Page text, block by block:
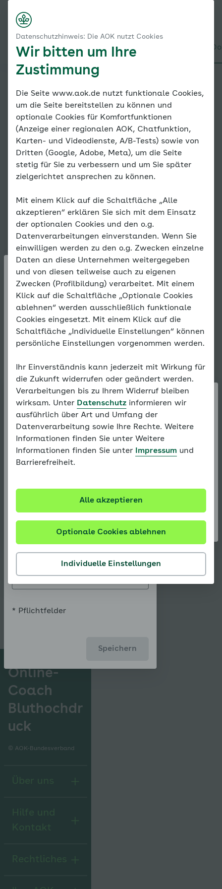
Alles über den Coach Mein Coach Meine
Online-Coach Bluthochdruck
Meine Dokumentationen
Mein Gewicht
Online-
Coach
Bluthoc
hdruck
Mein
Gewicht
Hinweis
Ihre hier gespeicherten Eintragungen gehen ohne
vorherigen Login verloren. Melden Sie sich mit Ihren
Login-Daten an, um Ihre Dokumentation auch
Jetzt registrieren
Es liegen
noch keine
Eintragungen
Hinzufügen
Datum *
Uhrzeit *
Hinweise zur Messung (ggf.
Status/Befinden zum
Körpergröße in m *
* Pflichtfelder
Dokumentationen
Online-
Coach
Bluthochdr
uck
© AOK-Bundesverband
Über uns
Hilfe und
Kontakt
Rechtliches
Datenschutzhinweis: Die AOK nutzt Cookies
Wir bitten um Ihre
Zustimmung
Die Seite www.aok.de nutzt funktionale Cookies,
um die Seite bereitstellen zu können und
optionale Cookies für Komfortfunktionen
(Anzeige einer regionalen AOK, Chatfunktion,
Karten- und Videodienste, A/B-Tests) sowie von
Dritten (Google, Adobe, Meta), um die Seite
stetig für Sie zu verbessern und um Sie später
zielgerichtet ansprechen zu können.
Mit einem Klick auf die Schaltfläche „Alle
akzeptieren“ erklären Sie sich mit dem Einsatz
der optionalen Cookies und den o.g.
Datenverarbeitungen einverstanden. Wenn Sie
einwilligen werden zu den o.g. Zwecken einzelne
Daten an diese Unternehmen weitergegeben
und von diesen teilweise auch zu eigenen
Zwecken (Profilbildung) verarbeitet. Mit einem
Klick auf die Schaltfläche „Optionale Cookies
ablehnen“ werden ausschließlich funktionale
Cookies eingesetzt. Mit einem Klick auf die
Schaltfläche „Individuelle Einstellungen“ können
persönliche Einstellungen vorgenommen werden.
Ihr Einverständnis kann jederzeit mit Wirkung für
die Zukunft widerrufen oder geändert werden.
Verarbeitungen bis zu Ihrem Widerruf bleiben
wirksam. Unter Datenschutz informieren wir
ausführlich über Art und Umfang der
Datenverarbeitung sowie Ihre Rechte. Weitere
Informationen finden Sie unter Weitere
Informationen finden Sie unter
Impressum und
Barrierefreiheit.
Individuelle Einstellungen
Optionale Cookies ablehnen
Alle akzeptieren